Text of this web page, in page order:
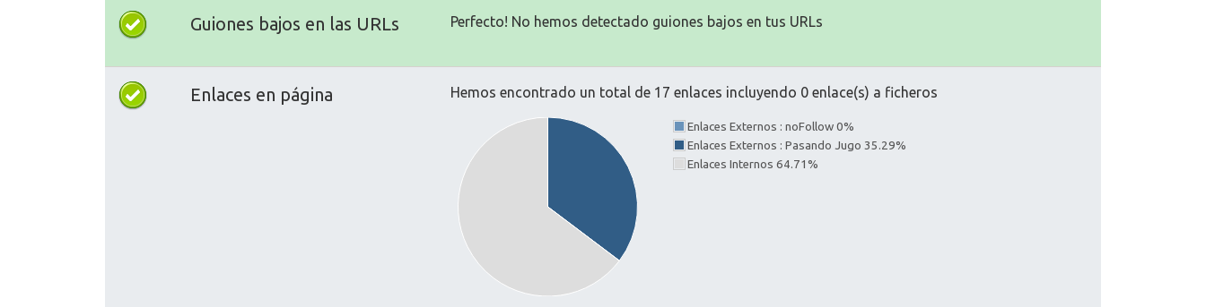
Guiones bajos en las URLs Perfecto! No hemos detectado guiones bajos en tus URLs
Enlaces en página Hemos encontrado un total de 17 enlaces incluyendo 0 enlace(s) a ficheros
Enlaces Externos : noFollow 0%
Enlaces Externos : Pasando Jugo 35.29%
Enlaces Internos 64.71%